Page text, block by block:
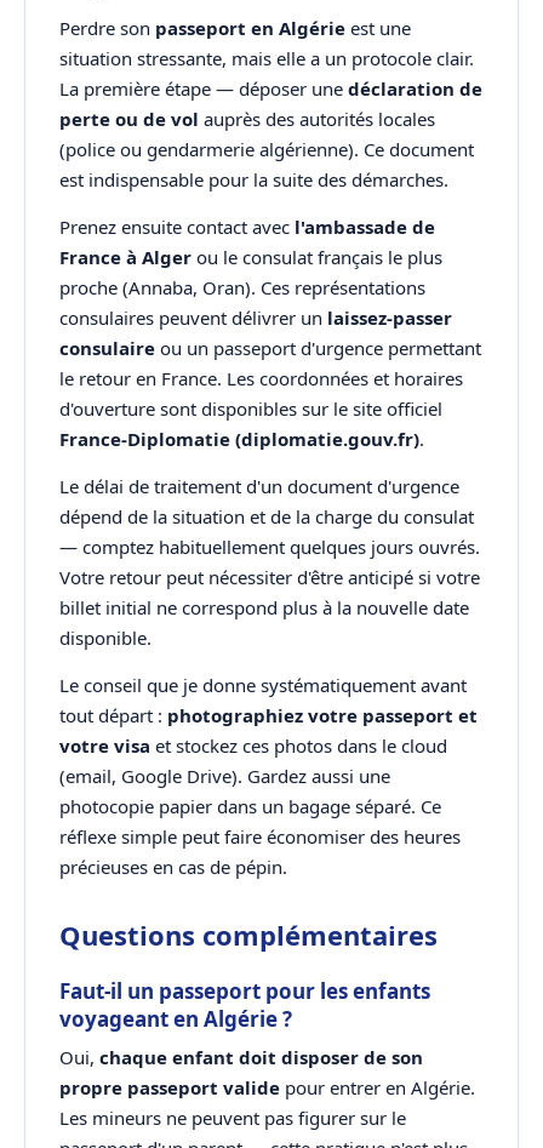
Perdre son passeport en Algérie est une
situation stressante, mais elle a un protocole clair.
La première étape — déposer une déclaration de
perte ou de vol auprès des autorités locales
(police ou gendarmerie algérienne). Ce document
est indispensable pour la suite des démarches.
Prenez ensuite contact avec l'ambassade de
France à Alger ou le consulat français le plus
proche (Annaba, Oran). Ces représentations
consulaires peuvent délivrer un laissez-passer
consulaire ou un passeport d'urgence permettant
le retour en France. Les coordonnées et horaires
d'ouverture sont disponibles sur le site officiel
France-Diplomatie (diplomatie.gouv.fr).
Le délai de traitement d'un document d'urgence
dépend de la situation et de la charge du consulat
— comptez habituellement quelques jours ouvrés.
Votre retour peut nécessiter d'être anticipé si votre
billet initial ne correspond plus à la nouvelle date
disponible.
Le conseil que je donne systématiquement avant
tout départ : photographiez votre passeport et
votre visa et stockez ces photos dans le cloud
(email, Google Drive). Gardez aussi une
photocopie papier dans un bagage séparé. Ce
réflexe simple peut faire économiser des heures
précieuses en cas de pépin.
Questions complémentaires
Faut-il un passeport pour les enfants
voyageant en Algérie ?
Oui, chaque enfant doit disposer de son
propre passeport valide pour entrer en Algérie.
Les mineurs ne peuvent pas figurer sur le